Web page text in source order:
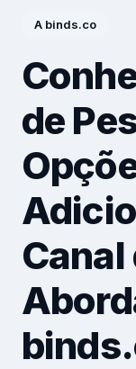
Varejo
Saúde
A binds.co
de
Canal